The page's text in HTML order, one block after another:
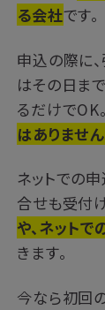
る会社です。
申込の際に
はその日ま
るだけでOK。
はありません
ネットでの
合せも受付
や、ネット
きます。
今なら初回